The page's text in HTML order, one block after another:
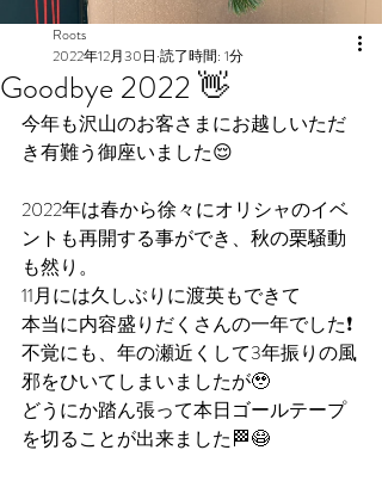
Goodbye 2022 👋
Roots
2022年12月30日 読了時間: 1分
今年も沢山のお客さまにお越しいただ
き有難う御座いました😌
2022年は春から徐々にオリシャのイベ
ントも再開する事ができ、秋の栗騒動
も然り。
11月には久しぶりに渡英もできて
本当に内容盛りだくさんの一年でした❗️
不覚にも、年の瀬近くして3年振りの風
邪をひいてしまいましたが🥹
どうにか踏ん張って本日ゴールテープ
を切ることが出来ました🏁😷